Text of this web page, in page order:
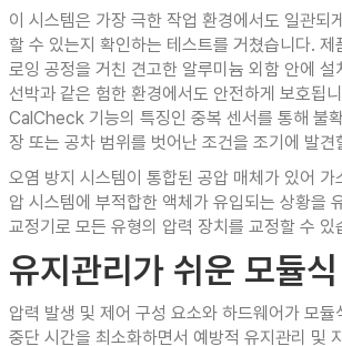
이 시스템은 가장 극한 작업 환경에서도 일관되
할 수 있는지 확인하는 테스트를 거쳤습니다. 제
로잉 공정을 거친 견고한 알루미늄 외함 안에 설
선박과 같은 험한 환경에서도 안전하게 보호됩
CalCheck 기능의 특징인 중복 센서를 통해 불
장 또는 공차 범위를 벗어난 조건을 조기에 발견
오염 방지 시스템이 통합된 공압 매체가 있어 가
압 시스템에 부적합한 액체가 유입되는 상황을
교정기로 모든 유형의 압력 장치를 교정할 수 있
유지관리가 쉬운 모듈
압력 발생 및 제어 구성 요소와 하드웨어가 모듈
중단 시간을 최소화하면서 예방적 유지관리 및